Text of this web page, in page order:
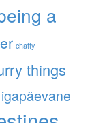
a
chatty
things
igapäevane